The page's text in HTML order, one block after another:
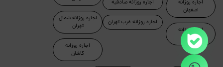
اجاره روزانه
اصفهان
اجاره روزانه
رامسر
اجاره روزانه صادقیه
اجاره روزانه غرب تهران
اجاره روزانه شمال
تهران
اجاره روزانه
کاشان